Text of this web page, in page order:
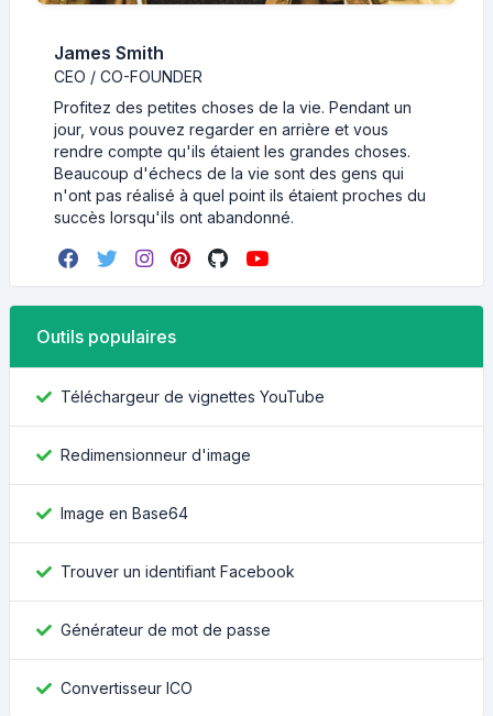
James Smith
CEO / CO-FOUNDER
Profitez des petites choses de la vie. Pendant un
jour, vous pouvez regarder en arrière et vous
rendre compte qu'ils étaient les grandes choses.
Beaucoup d'échecs de la vie sont des gens qui
n'ont pas réalisé à quel point ils étaient proches du
succès lorsqu'ils ont abandonné.
Outils populaires
Téléchargeur de vignettes YouTube
Redimensionneur d'image
Image en Base64
Trouver un identifiant Facebook
Générateur de mot de passe
Convertisseur ICO